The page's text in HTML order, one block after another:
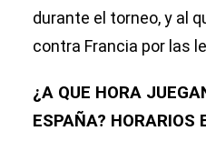
durante el torneo, y al
contra Francia por las
¿A QUE HORA
ESPAÑA? HORARIOS